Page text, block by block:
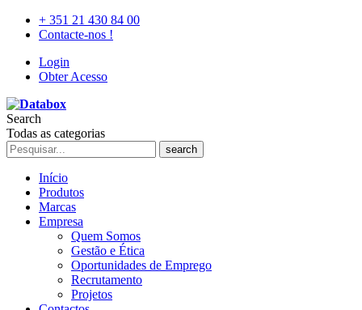
+ 351 21 430 84 00
Contacte-nos !
Login
Obter Acesso
Search
Todas as categorias
search
Início
Produtos
Marcas
Empresa
Quem Somos
Gestão e Ética
Oportunidades de Emprego
Recrutamento
Projetos